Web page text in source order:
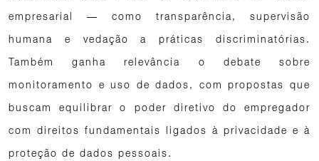
empresarial — como transparência, supervisão
humana e vedação a práticas discriminatórias.
Também ganha relevância o debate sobre
monitoramento e uso de dados, com propostas que
buscam equilibrar o poder diretivo do empregador
com direitos fundamentais ligados à privacidade e à
proteção de dados pessoais.